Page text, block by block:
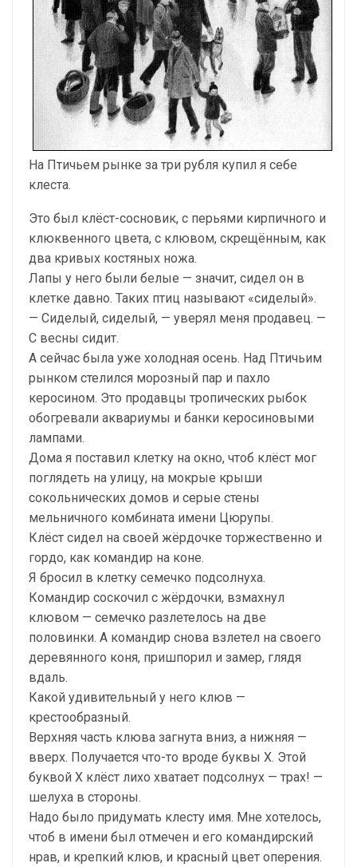
На Птичьем рынке за три рубля купил я себе
клеста.
Это был клёст-сосновик, с перьями кирпичного и
клюквенного цвета, с клювом, скрещённым, как
два кривых костяных ножа.
Лапы у него были белые — значит, сидел он в
клетке давно. Таких птиц называют «сиделый».
— Сиделый, сиделый, — уверял меня продавец. —
С весны сидит.
А сейчас была уже холодная осень. Над Птичьим
рынком стелился морозный пар и пахло
керосином. Это продавцы тропических рыбок
обогревали аквариумы и банки керосиновыми
лампами.
Дома я поставил клетку на окно, чтоб клёст мог
поглядеть на улицу, на мокрые крыши
сокольнических домов и серые стены
мельничного комбината имени Цюрупы.
Клёст сидел на своей жёрдочке торжественно и
гордо, как командир на коне.
Я бросил в клетку семечко подсолнуха.
Командир соскочил с жёрдочки, взмахнул
клювом — семечко разлетелось на две
половинки. А командир снова взлетел на своего
деревянного коня, пришпорил и замер, глядя
вдаль.
Какой удивительный у него клюв —
крестообразный.
Верхняя часть клюва загнута вниз, а нижняя —
вверх. Получается что-то вроде буквы X. Этой
буквой X клёст лихо хватает подсолнух — трах! —
шелуха в стороны.
Надо было придумать клесту имя. Мне хотелось,
чтоб в имени был отмечен и его командирский
нрав, и крепкий клюв, и красный цвет оперения.